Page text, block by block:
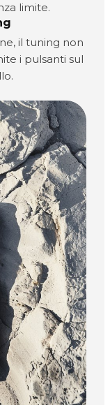
limite.
il tuning non
i pulsanti sul